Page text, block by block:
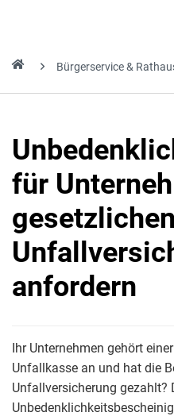
Bürgerservice &
für
gesetzlichen
anfordern
Ihr Unternehmen gehört
Unfallkasse an und hat die
Unfallversicherung gezahlt?